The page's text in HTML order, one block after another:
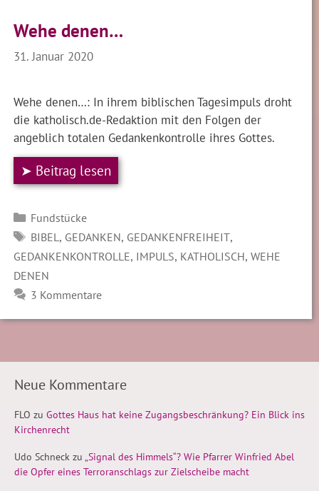
Wehe denen…
31. Januar 2020
Wehe denen…: In ihrem biblischen Tagesimpuls droht
die katholisch.de-Redaktion mit den Folgen der
angeblich totalen Gedankenkontrolle ihres Gottes.
➤ Beitrag lesen
Kategorien
Fundstücke
SCHLAGWÖRTER
BIBEL, GEDANKEN, GEDANKENFREIHEIT,
GEDANKENKONTROLLE, IMPULS, KATHOLISCH,WEHE
DENEN
3 Kommentare
Neue Kommentare
FLO zu Gottes Haus hat keine Zugangsbeschränkung? Ein Blick ins
Kirchenrecht
Udo Schneck zu „Signal des Himmels“? Wie Pfarrer Winfried Abel
die Opfer eines Terroranschlags zur Zielscheibe macht